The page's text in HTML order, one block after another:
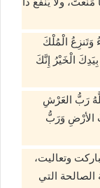
وَتَنزِعُ الْمُلْكَ
الْخَيْرُ إِنَّكَ
اللَّهُ رَبُّ العَرْشِ
الأرْضِ وَرَبُّ
وتعاليت،
الصالحة التي